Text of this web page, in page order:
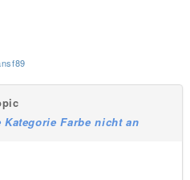
Farbe nicht an